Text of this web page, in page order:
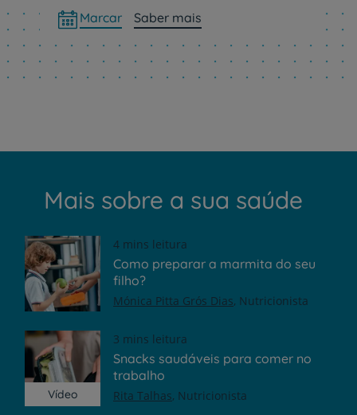
Marcar Saber mais
Mais sobre a sua saúde
4 mins leitura
Como preparar a marmita do seu
filho?
Mónica Pitta Grós Dias Nutricionista
Vídeo
3 mins leitura
Snacks saudáveis para comer no
trabalho
Rita Talhas Nutricionista